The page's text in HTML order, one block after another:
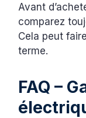
Avant
comparez
Cela peut
terme.
FAQ –